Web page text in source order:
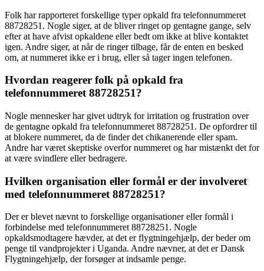
Folk har rapporteret forskellige typer opkald fra telefonnummeret
88728251. Nogle siger, at de bliver ringet op gentagne gange, selv
efter at have afvist opkaldene eller bedt om ikke at blive kontaktet
igen. Andre siger, at når de ringer tilbage, får de enten en besked
om, at nummeret ikke er i brug, eller så tager ingen telefonen.
Hvordan reagerer folk på opkald fra
telefonnummeret 88728251?
Nogle mennesker har givet udtryk for irritation og frustration over
de gentagne opkald fra telefonnummeret 88728251. De opfordrer til
at blokere nummeret, da de finder det chikanerende eller spam.
Andre har været skeptiske overfor nummeret og har mistænkt det for
at være svindlere eller bedragere.
Hvilken organisation eller formål er der involveret
med telefonnummeret 88728251?
Der er blevet nævnt to forskellige organisationer eller formål i
forbindelse med telefonnummeret 88728251. Nogle
opkaldsmodtagere hævder, at det er flygtningehjælp, der beder om
penge til vandprojekter i Uganda. Andre nævner, at det er Dansk
Flygtningehjælp, der forsøger at indsamle penge.